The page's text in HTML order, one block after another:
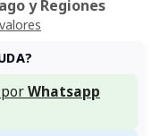
y Regiones
Whatsapp